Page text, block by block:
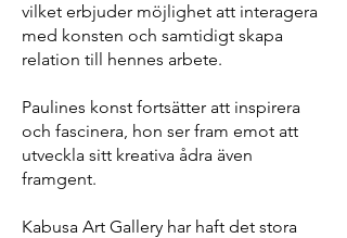
vilket erbjuder möjlighet att interagera
med konsten och samtidigt skapa
relation till hennes arbete.
Paulines konst fortsätter att inspirera
och fascinera, hon ser fram emot att
utveckla sitt kreativa ådra även
framgent.
Kabusa Art Gallery har haft det stora